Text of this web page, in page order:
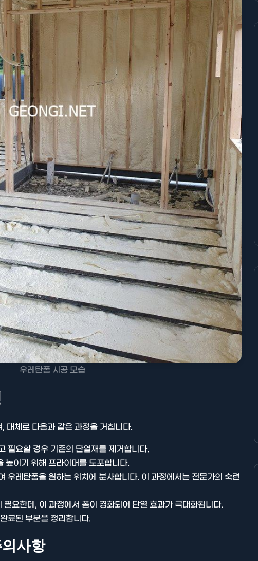
우레탄폼 시공 모습
대체로 다음과 같은 과정을 거칩니다.
필요할 경우 기존의 단열재를 제거합니다.
높이기 위해 프라이머를 도포합니다.
우레탄폼을 원하는 위치에 분사합니다. 이 과정에서는 전문가의 숙련
필요한데, 이 과정에서 폼이 경화되어 단열 효과가 극대화됩니다.
료된 부분을 정리합니다.
사항